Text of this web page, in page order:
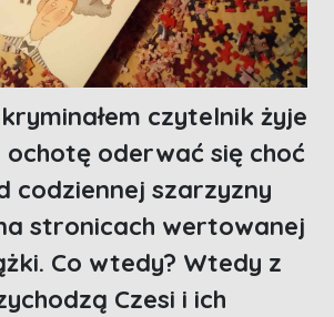
czytelnik żyje
ochotę oderwać się choć
codziennej szarzyzny
stronicach wertowanej
Co wtedy? Wtedy z
Czesi i ich